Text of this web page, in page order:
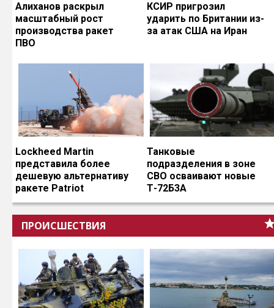
Алиханов раскрыл
масштабный рост
производства ракет
ПВО
КСИР пригрозил
ударить по Британии из-
за атак США на Иран
Lockheed Martin
представила более
дешевую альтернативу
ракете Patriot
Танковые
подразделения в зоне
СВО осваивают новые
Т-72Б3А
ПРОИСШЕСТВИЯ